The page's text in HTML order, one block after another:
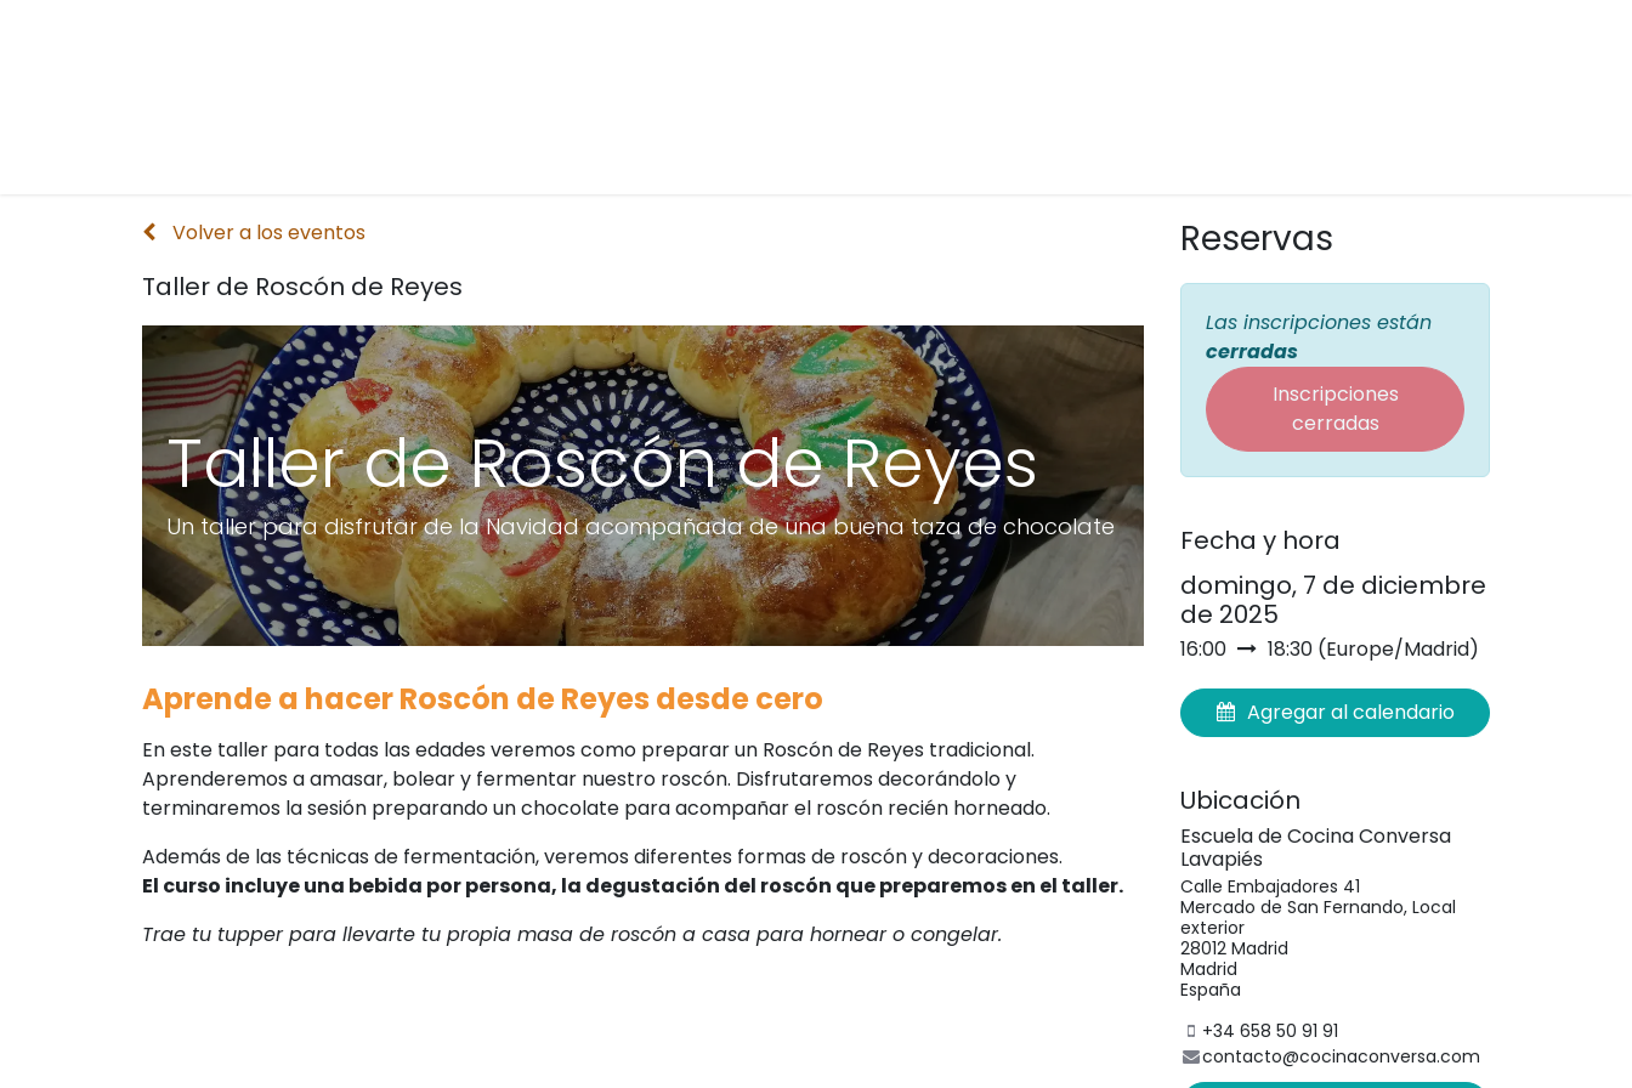
Volver a los eventos
Taller de Roscón de Reyes
Taller de Roscón de Reyes
Un taller para disfrutar de la Navidad acompañada de una buena taza de chocolate
Aprende a hacer Roscón de Reyes desde cero
En este taller para todas las edades veremos como preparar un Roscón de Reyes tradicional.
Aprenderemos a amasar, bolear y fermentar nuestro roscón. Disfrutaremos decorándolo y
terminaremos la sesión preparando un chocolate para acompañar el roscón recién horneado.
Además de las técnicas de fermentación, veremos diferentes formas de roscón y decoraciones.
El curso incluye una bebida por persona, la degustación del roscón que preparemos en el taller.
Trae tu tupper para llevarte tu propia masa de roscón a casa para hornear o congelar.
Reservas
Las inscripciones están
cerradas
Inscripciones
cerradas
Fecha y hora
domingo, 7 de diciembre
de 2025
16:00 18:30 (Europe/Madrid)
Agregar al calendario
Ubicación
Escuela de Cocina Conversa
Lavapiés
Calle Embajadores 41
Mercado de San Fernando, Local
exterior
28012 Madrid
Madrid
España
+34 658 50 91 91
contacto@cocinaconversa.com